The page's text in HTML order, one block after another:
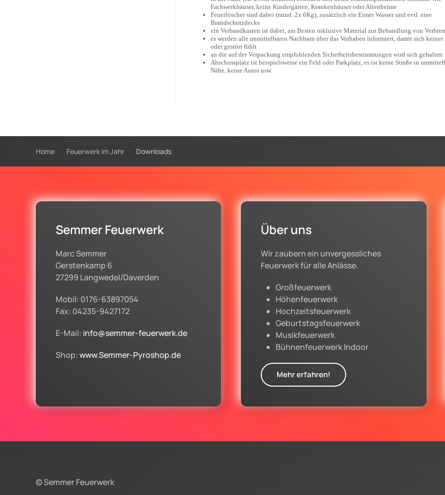
Fachwerkhäuser, keine Kindergärten, Krankenhäuser oder Altenheime
Feuerlöscher sind dabei (mind. 2x 6Kg), zusätzlich ein Eimer Wasser und evtl. eine
Brandschutzdecke
ein Verbandkasten ist dabei, am Besten inklusive Material zur Behandlung von
es werden alle unmittelbaren Nachbarn über das Vorhaben informiert, damit sich keiner
oder gestört fühlt
an die auf der Verpackung empfohlenden Sicherheitsbestimmungen wird sich gehalten
Abschussplatz ist beispielsweise ein Feld oder Parkplatz, es ist keine Straße in
Nähe, keine Autos usw.
Home Feuerwerk im Jahr Downloads
Semmer Feuerwerk
Marc Semmer
Gerstenkamp 6
27299 Langwedel/Daverden
Mobil: 0176-63897054
Fax: 04235-9427172
E-Mail: info@semmer-feuerwerk.de
Shop:www.Semmer-Pyroshop.de
Über uns
Wir zaubern ein unvergessliches
Feuerwerk für alle Anlässe.
Großfeuerwerk
Höhenfeuerwerk
Hochzeitsfeuerwerk
Geburtstagsfeuerwerk
Musikfeuerwerk
Bühnenfeuerwerk Indoor
Mehr erfahren!
© Semmer Feuerwerk